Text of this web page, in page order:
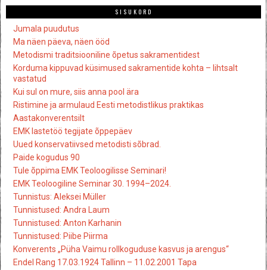
SISUKORD
Jumala puudutus
Ma näen päeva, näen ööd
Metodismi traditsiooniline õpetus sakramentidest
Korduma kippuvad küsimused sakramentide kohta – lihtsalt
vastatud
Kui sul on mure, siis anna pool ära
Ristimine ja armulaud Eesti metodistlikus praktikas
Aastakonverentsilt
EMK lastetöö tegijate õppepäev
Uued konservatiivsed metodisti sõbrad.
Paide kogudus 90
Tule õppima EMK Teoloogilisse Seminari!
EMK Teoloogiline Seminar 30. 1994–2024.
Tunnistus: Aleksei Müller
Tunnistused: Andra Laum
Tunnistused: Anton Karhanin
Tunnistused: Piibe Piirma
Konverents „Püha Vaimu rollkoguduse kasvus ja arengus“
Endel Rang 17.03.1924 Tallinn – 11.02.2001 Tapa